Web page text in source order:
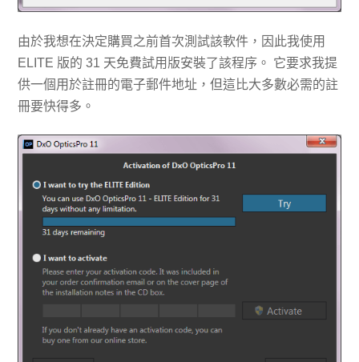
由於我想在決定購買之前首次測試該軟件，因此我使用
ELITE 版的 31 天免費試用版安裝了該程序。 它要求我提
供一個用於註冊的電子郵件地址，但這比大多數必需的註
冊要快得多。